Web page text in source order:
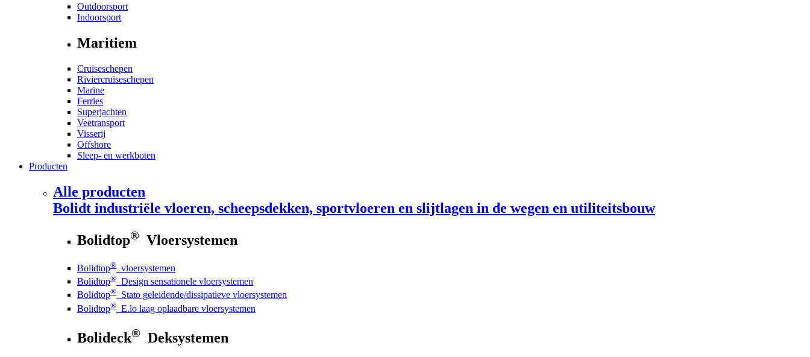
Outdoorsport
Indoorsport
Maritiem
Cruiseschepen
Riviercruiseschepen
Marine
Ferries
Superjachten
Veetransport
Visserij
Offshore
Sleep- en werkboten
Producten
Alle producten
Bolidt industriële vloeren, scheepsdekken, sportvloeren en slijtlagen in de wegen en utiliteitsbouw
Bolidtop® Vloersystemen
Bolidtop® vloersystemen
Bolidtop® Design sensationele vloersystemen
Bolidtop® Stato geleidende/dissipatieve vloersystemen
Bolidtop® E.lo laag oplaadbare vloersystemen
Bolideck® Deksystemen